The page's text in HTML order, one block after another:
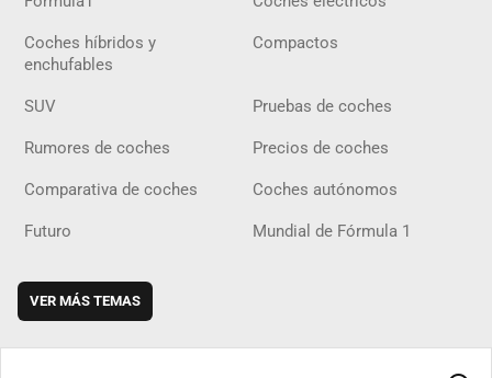
Coches híbridos y
enchufables
Compactos
SUV Pruebas de coches
Rumores de coches Precios de coches
Comparativa de coches Coches autónomos
Futuro Mundial de Fórmula 1
VER MÁS TEMAS